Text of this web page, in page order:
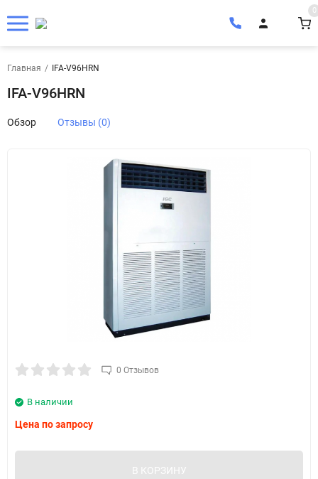
0
Главная / IFA-V96HRN
IFA-V96HRN
Обзор Отзывы (0)
0 Отзывов
В наличии
Цена по запросу
В КОРЗИНУ